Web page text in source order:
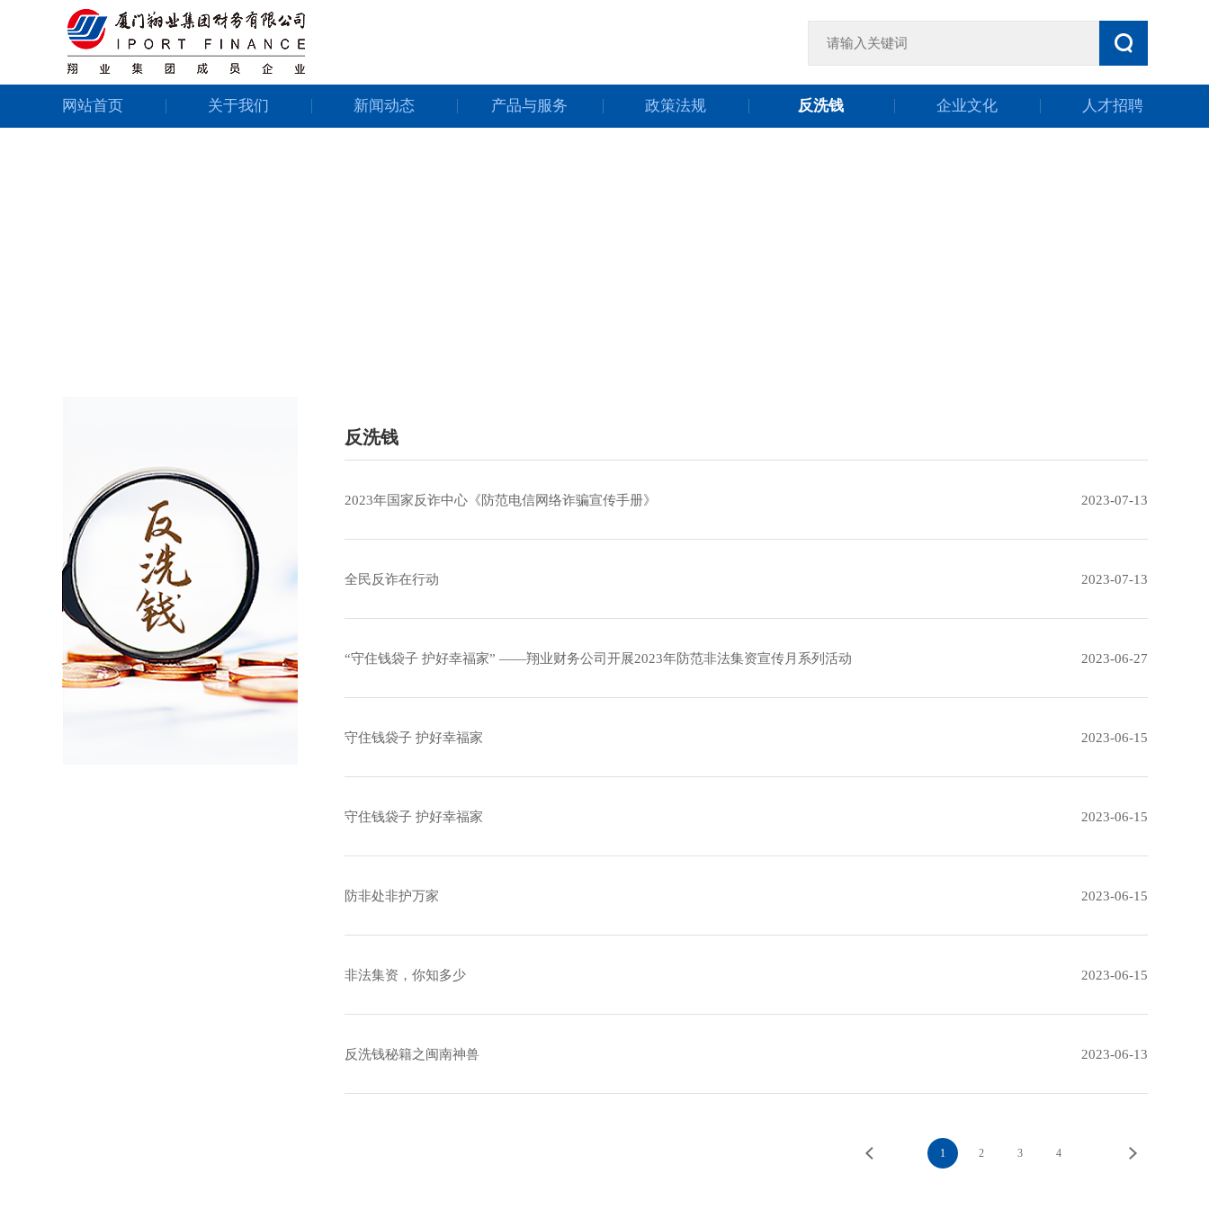
网站首页 关于我们 新闻动态 产品与服务 政策法规 反洗钱 企业文化 人才招聘
反洗钱
2023年国家反诈中心《防范电信网络诈骗宣传手册》 2023-07-13
全民反诈在行动 2023-07-13
“守住钱袋子 护好幸福家” ——翔业财务公司开展2023年防范非法集资宣传月系列活动 2023-06-27
守住钱袋子 护好幸福家 2023-06-15
守住钱袋子 护好幸福家 2023-06-15
防非处非护万家 2023-06-15
非法集资，你知多少 2023-06-15
反洗钱秘籍之闽南神兽 2023-06-13
1 2 3 4